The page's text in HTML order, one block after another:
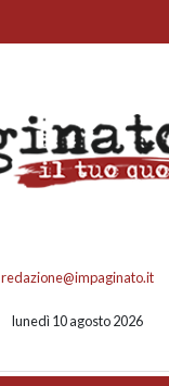
redazione@impaginato.it
lunedì 10 agosto 2026